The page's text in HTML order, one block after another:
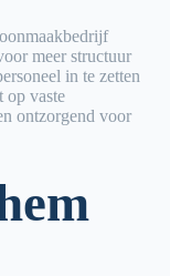
meer structuur
in te zetten
op vaste
ontzorgend voor